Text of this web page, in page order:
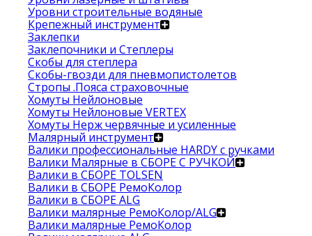
Уровни строительные водяные
Крепежный инструмент
Заклепки
Заклепочники и Степлеры
Скобы для степлера
Скобы-гвозди для пневмопистолетов
Стропы .Пояса страховочные
Хомуты Нейлоновые
Хомуты Нейлоновые VERTEX
Хомуты Нерж червячные и усиленные
Малярный инструмент
Валики профессиональные HARDY с ручками
Валики Малярные в СБОРЕ С РУЧКОЙ
Валики в СБОРЕ TOLSEN
Валики в СБОРЕ РемоКолор
Валики в СБОРЕ ALG
Валики малярные РемоКолор/ALG
Валики малярные РемоКолор